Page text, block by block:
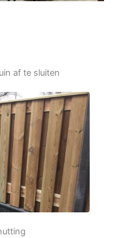
af te sluiten